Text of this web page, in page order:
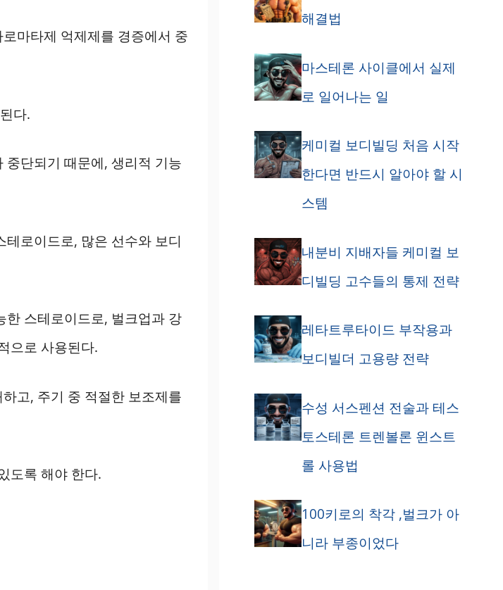
마타제 억제제를 경증에서 중
다.
단되기 때문에, 생리적 기능
로이드로, 많은 선수와 보디
스테로이드로, 벌크업과 강
으로 사용된다.
고, 주기 중 적절한 보조제를
도록 해야 한다.
해결법
마스테론 사이클에서 실제
로 일어나는 일
케미컬 보디빌딩 처음 시작
한다면 반드시 알아야 할 시
스템
내분비 지배자들 케미컬 보
디빌딩 고수들의 통제 전략
레타트루타이드 부작용과
보디빌더 고용량 전략
수성 서스펜션 전술과 테스
토스테론 트렌볼론 윈스트
롤 사용법
100키로의 착각 ,벌크가 아
니라 부종이었다